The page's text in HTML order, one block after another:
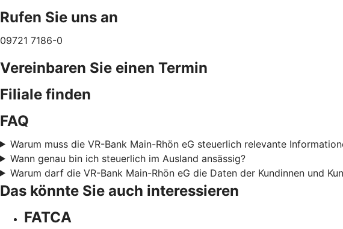
Rufen Sie uns an
09721 7186-0
Vereinbaren Sie einen Termin
Filiale finden
FAQ
Warum muss die VR-Bank Main-Rhön eG steuerlich relevante
Wann genau bin ich steuerlich im Ausland ansässig?
Warum darf die VR-Bank Main-Rhön eG die Daten der Kundinnen und
Das könnte Sie auch interessieren
FATCA